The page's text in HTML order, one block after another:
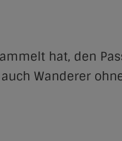
hat, den
Wanderer